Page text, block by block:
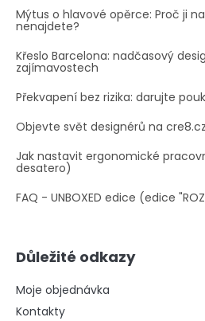
Mýtus o hlavové opěrce: Proč ji
nenajdete?
Křeslo Barcelona: nadčasový
zajímavostech
Překvapení bez rizika: darujte
Objevte svět designérů na cre8.cz
Jak nastavit ergonomické
desatero)
FAQ - UNBOXED edice (edice
Důležité odkazy
Moje objednávka
Kontakty